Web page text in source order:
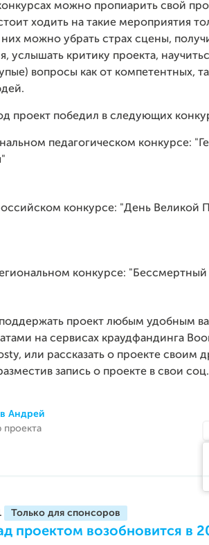
можно пропиарить свой
ходить на такие мероприятия
можно убрать страх сцены,
услышать критику проекта,
вопросы как от компетентных,
проект победил в следующих
педагогическом конкурсе:
конкурсе: "День Великой
конкурсе: "Бессмертный
проект любым удобным
на сервисах краудфандинга
или рассказать о проекте своим
запись о проекте в свои
Андрей
проекта
проектом возобновится в